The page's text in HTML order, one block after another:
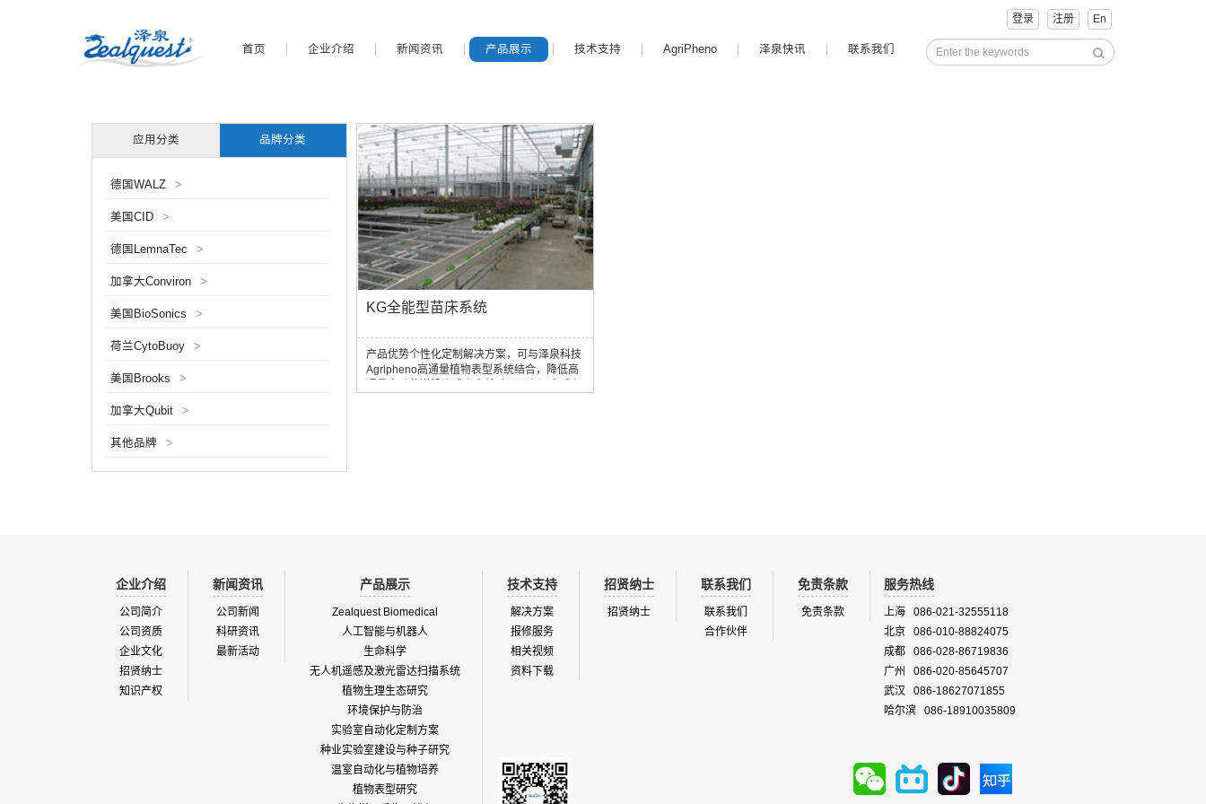
登录 注册 En
首页 企业介绍 新闻资讯 产品展示 技术支持 AgriPheno 泽泉快讯 联系我们
应用分类 品牌分类
德国WALZ >
美国CID >
德国LemnaTec >
加拿大Conviron >
美国BioSonics >
荷兰CytoBuoy >
美国Brooks >
加拿大Qubit >
其他品牌 >
KG全能型苗床系统
产品优势个性化定制解决方案，可与泽泉科技
Agripheno高通量植物表型系统结合，降低高
企业介绍
公司简介
公司资质
企业文化
招贤纳士
知识产权
新闻资讯
公司新闻
科研资讯
最新活动
产品展示
Zealquest Biomedical
人工智能与机器人
生命科学
无人机遥感及激光雷达扫描系统
植物生理生态研究
环境保护与防治
实验室自动化定制方案
种业实验室建设与种子研究
温室自动化与植物培养
植物表型研究
技术支持
解决方案
报修服务
相关视频
资料下载
招贤纳士
招贤纳士
联系我们
联系我们
合作伙伴
免责条款
免责条款
服务热线
上海 086-021-32555118
北京 086-010-88824075
成都 086-028-86719836
广州 086-020-85645707
武汉 086-18627071855
哈尔滨 086-18910035809